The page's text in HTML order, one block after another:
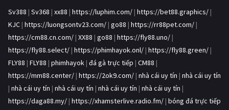
Sv388 | Sv368 | xx88 | https://luphim.com/ | https://bet88.graphics/ |
KJC | https://luongsontv23.com/ | go88 | https://rr88pet.com/ |
https://cm88.cn.com/ | XX88 | go88 | https://fly88.uno/ |
https://fly88.select/ | https://phimhayok.onl/ | https://fly88.green/ |
FLY88 | FLY88 | phimhayok | đá gà trực tiếp | CM88 |
https://mm88.center/ | https://2ok9.com/ | nhà cái uy tín | nhà cái uy tín
| nhà cái uy tín | nhà cái uy tín | nhà cái uy tín | nhà cái uy tín |
https://daga88.my/ | https://xhamsterlive.radio.fm/ | bóng đá trực tiếp